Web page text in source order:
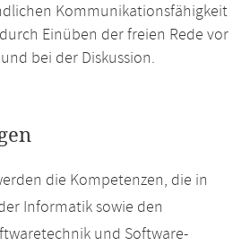
Kommunikationsfähigkeit
Einüben der freien Rede vor
bei der Diskussion.
die Kompetenzen, die in
Informatik sowie den
und Software-